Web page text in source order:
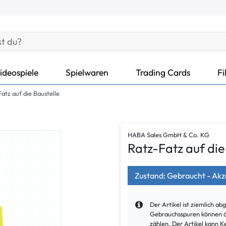
Spielwaren Trading Cards
auf die Baustelle
HABA Sales GmbH & Co. KG
Ratz-Fatz auf
Zustand: Gebraucht -
Der Artikel ist ziemlich
Gebrauchsspuren
zählen. Der Artikel kann